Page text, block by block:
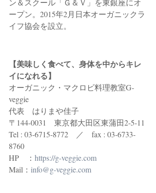
ン＆スクール「Ｇ＆Ｖ」を東銀座にオ
ープン。2015年2月日本オーガニックラ
イフ協会を設立。
【美味しく食べて、身体を中からキレ
イになれる】
オーガニック・マクロビ料理教室G-
veggie
代表　はりまや佳子
〒144-0031　東京都大田区東蒲田2-5-11
Tel : 03-6715-8772　／　fax : 03-6733-
8760
HP　： https://g-veggie.com
Mail： info@g-veggie.com